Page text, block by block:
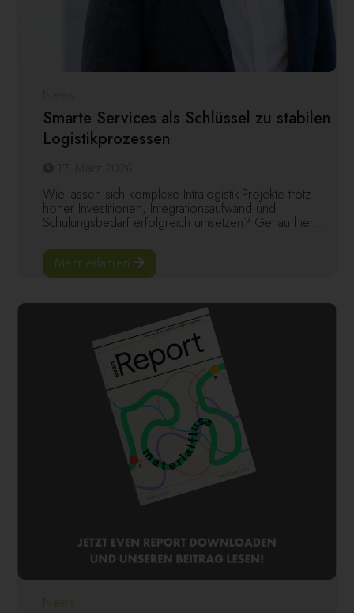
News
Smarte Services als Schlüssel zu stabilen
Logistikprozessen
Wie lassen sich komplexe Intralogistik-Projekte trotz
hoher Investitionen, Integrationsaufwand und
Schulungsbedarf erfolgreich umsetzen? Genau hier...
Mehr erfahren
News